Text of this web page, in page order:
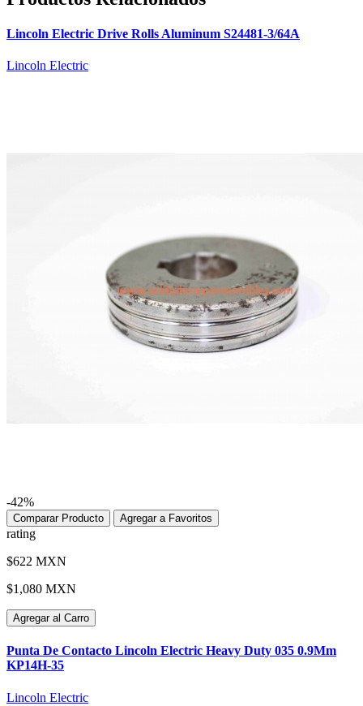
Lincoln Electric Drive Rolls Aluminum S24481-3/64A
Lincoln Electric
-42%
Comparar Producto Agregar a Favoritos
rating
$622 MXN
$1,080 MXN
Agregar al Carro
Punta De Contacto Lincoln Electric Heavy Duty 035 0.9Mm
KP14H-35
Lincoln Electric